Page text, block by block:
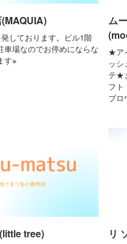
しております。ビル1階
車場なのでお停めにならな
す※
ム
★ア
ッ
テ★
フ
ブ
tree) リ